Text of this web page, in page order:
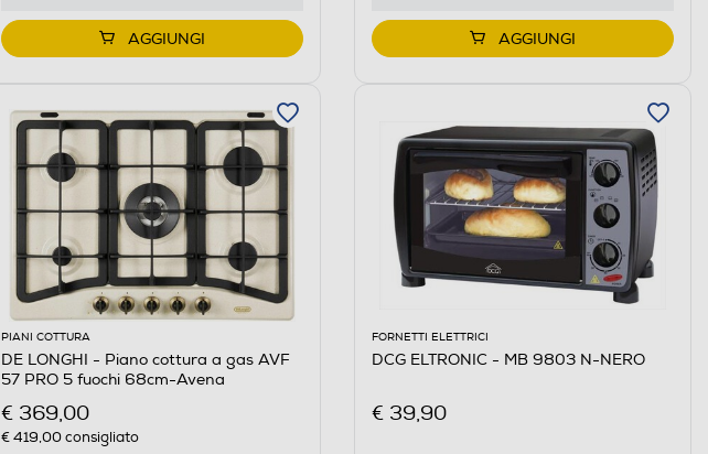
AGGIUNGI AGGIUNGI
PIANI COTTURA
DE LONGHI - Piano cottura a gas AVF
57 PRO 5 fuochi 68cm-Avena
€ 369,00
€ 419,00consigliato
FORNETTI ELETTRICI
DCG ELTRONIC - MB 9803 N-NERO
€ 39,90